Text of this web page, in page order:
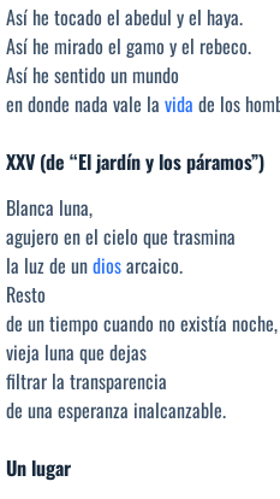
Así he tocado el abedul y el haya.
Así he mirado el gamo y el rebeco.
Así he sentido un mundo
en donde nada vale la vida de los
XXV (de “El jardín y los páramos”)
Blanca luna,
agujero en el cielo que trasmina
la luz de undiosarcaico.
Resto
de un tiempo cuando no existía noche,
vieja luna que dejas
filtrar la transparencia
de una esperanza inalcanzable.
Un lugar